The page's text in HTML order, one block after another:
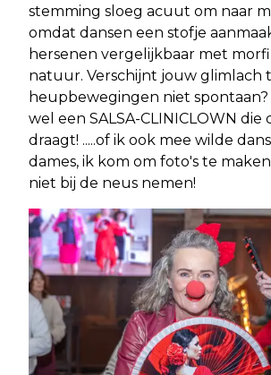
stemming sloeg acuut om naar
omdat dansen een stofje
hersenen vergelijkbaar met
natuur. Verschijnt jouw glimlach
heupbewegingen niet spontaan?
wel een SALSA-CLINICLOWN die
draagt! .....of ik ook mee wilde
dames, ik kom om foto's te
niet bij de neus nemen!